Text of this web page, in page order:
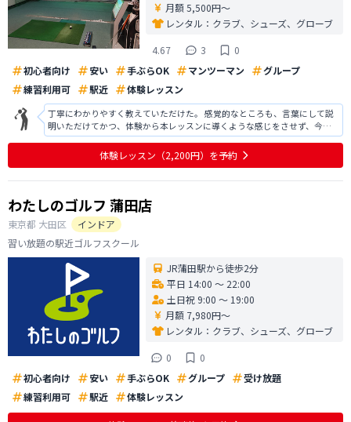
月額 5,500円〜
レンタル： クラブ、シューズ、グローブ
4.67
3
0
初心者向け
安い 手ぶらOK マンツーマン
グループ
練習利用可
駅近 体験レッスン
丁寧にわかりやすく教えていただけた。 感覚的なところも、言葉にして説
明いただけてかつ、体験から本レッスンに導くような感じをさせず、今後
上手くなるために打ちっぱなしではこうしたらいいよというアドバイスを
いただけた。以前より格段に、飛ぶようになり、上達の兆しが見えた。入
会するかどうか真剣に検討中。値段も
体験レッスン （2,200円） を予約
わたしのゴルフ 蒲田店
東京都 大田区
インドア
習い放題の駅近ゴルフスクール
JR蒲田駅から徒歩2分
平日 14:00 〜 22:00
土日祝 9:00 〜 19:00
月額 7,980円〜
レンタル： クラブ、シューズ、グローブ
0
0
初心者向け
安い 手ぶらOK グループ
受け放題
練習利用可
駅近 体験レッスン